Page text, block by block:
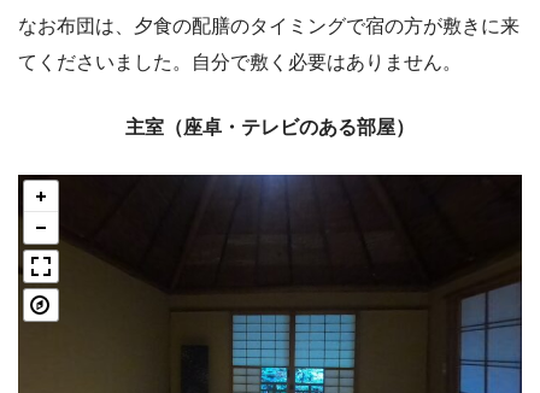
なお布団は、夕食の配膳のタイミングで宿の方が敷きに来
てくださいました。自分で敷く必要はありません。
主室（座卓・テレビのある部屋）